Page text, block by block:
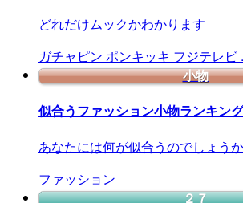
どれだけムックかわかります
ガチャピン ポンキッキ フジテレビ
小物
似合うファッション小物ランキン
あなたには何が似合うのでしょう
ファッション
２７